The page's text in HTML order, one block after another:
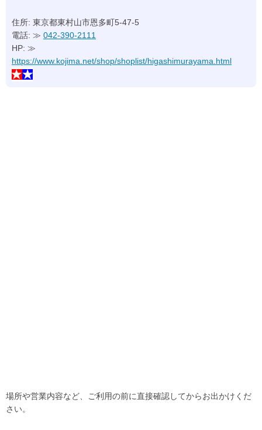
住所: 東京都東村山市恩多町5-47-5
電話: ≫ 042-390-2111
HP: ≫
https://www.kojima.net/shop/shoplist/higashimurayama.html
場所や営業内容など、ご利用の前に直接確認してからお出かけくだ
さい。